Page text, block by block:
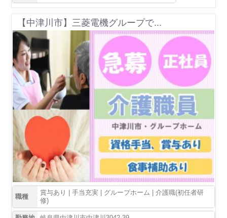
【中津川市】三菱電機グループで...
職種
賞与あり | 手当充実 | グループホーム | 介護職(初任者研
修)